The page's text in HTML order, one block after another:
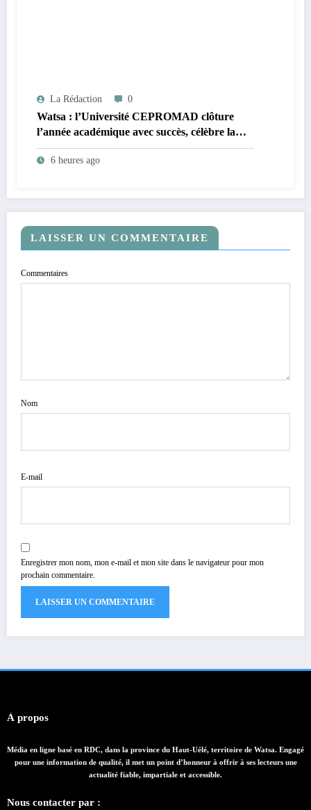
La Rédaction 0
Watsa : l’Université CEPROMAD clôture
l’année académique avec succès, célèbre la
collation des grades et remet des diplômes
homologués
6 heures ago
LAISSER UN COMMENTAIRE
Commentaires
Nom
E-mail
Enregistrer mon nom, mon e-mail et mon site dans le navigateur pour mon
prochain commentaire.
À propos
Média en ligne basé en RDC, dans la province du Haut-Uélé, territoire de Watsa. Engagé
pour une information de qualité, il met un point d’honneur à offrir à ses lecteurs une
actualité fiable, impartiale et accessible.
Nous contacter par :